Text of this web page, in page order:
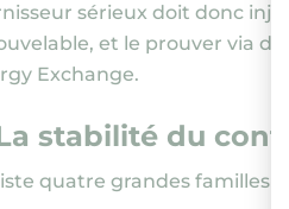
sérieux doit donc
et le prouver via
Exchange.
stabilité du
quatre grandes familles